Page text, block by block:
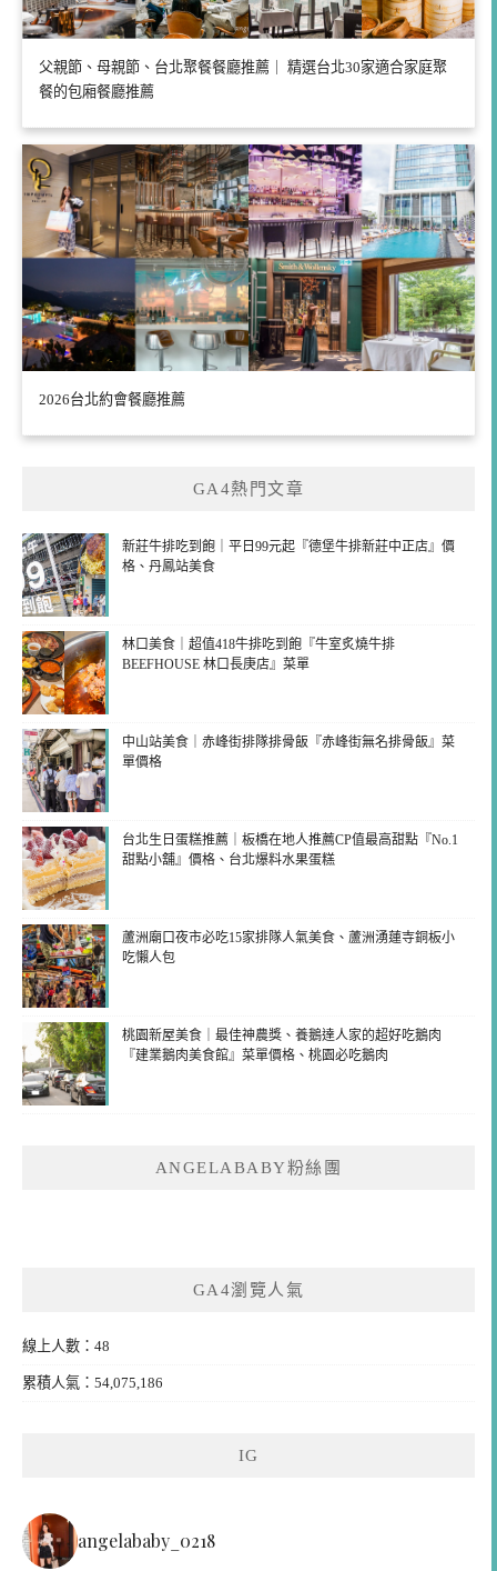
父親節、母親節、台北聚餐餐廳推薦｜ 精選台北30家適合家庭聚
餐的包廂餐廳推薦
2026台北約會餐廳推薦
GA4熱門文章
新莊牛排吃到飽｜平日99元起『德堡牛排新莊中正店』價
格、丹鳳站美食
林口美食｜超值418牛排吃到飽『牛室炙燒牛排
BEEFHOUSE 林口長庚店』菜單
中山站美食｜赤峰街排隊排骨飯『赤峰街無名排骨飯』菜
單價格
台北生日蛋糕推薦｜板橋在地人推薦CP值最高甜點『No.1
甜點小舖』價格、台北爆料水果蛋糕
蘆洲廟口夜市必吃15家排隊人氣美食、蘆洲湧蓮寺銅板小
吃懶人包
桃園新屋美食｜最佳神農獎、養鵝達人家的超好吃鵝肉
『建業鵝肉美食館』菜單價格、桃園必吃鵝肉
ANGELABABY粉絲團
GA4瀏覽人氣
線上人數：48
累積人氣：54,075,186
IG
angelababy_0218